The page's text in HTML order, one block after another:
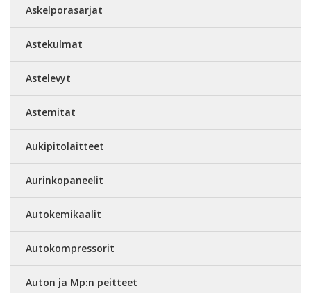
Askelporasarjat
Astekulmat
Astelevyt
Astemitat
Aukipitolaitteet
Aurinkopaneelit
Autokemikaalit
Autokompressorit
Auton ja Mp:n peitteet